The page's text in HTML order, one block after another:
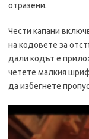
отразени.
Чести капани
на кодовете за
дали кодът е
четете малкия
да избегнете